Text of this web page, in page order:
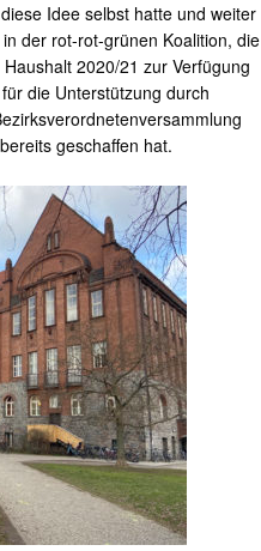
Idee selbst hatte und weiter
der rot-rot-grünen Koalition, die
2020/21 zur Verfügung
die Unterstützung durch
geschaffen hat.